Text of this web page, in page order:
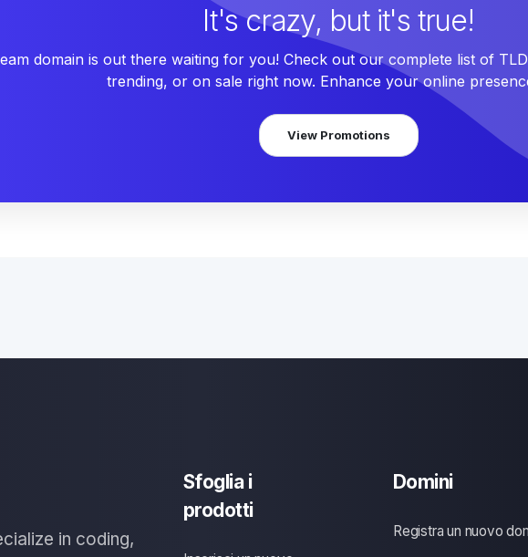
It's crazy, but it's true!
domain is out there waiting for you! Check out our complete list of
trending, or on sale right now. Enhance your online
View Promotions
in coding,
Sfoglia i
prodotti
Domini
Registra un nuovo